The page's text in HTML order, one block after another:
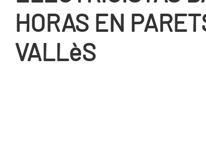
HORAS EN
VALLèS